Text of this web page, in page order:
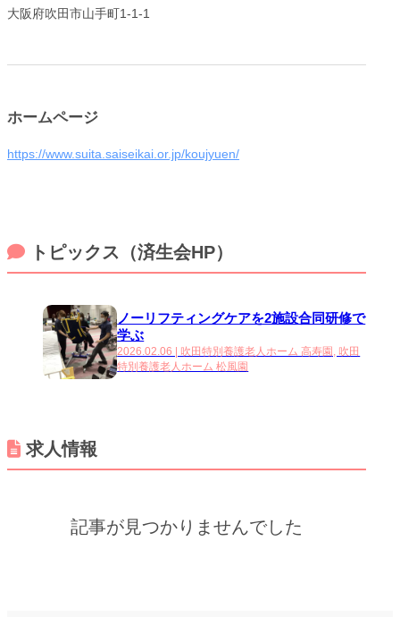
大阪府吹田市山手町1-1-1
ホームページ
https://www.suita.saiseikai.or.jp/koujyuen/
トピックス（済生会HP）
ノーリフティングケアを2施設合同研修で
学ぶ
2026.02.06 | 吹田特別養護老人ホーム 高寿園, 吹田
特別養護老人ホーム 松風園
求人情報
記事が見つかりませんでした